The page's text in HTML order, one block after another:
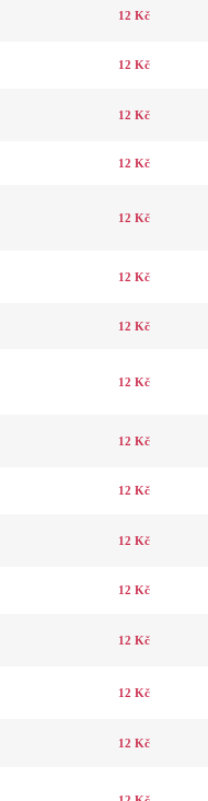
12 Kč
12 Kč
12 Kč
12 Kč
12 Kč
12 Kč
12 Kč
12 Kč
12 Kč
12 Kč
12 Kč
12 Kč
12 Kč
12 Kč
12 Kč